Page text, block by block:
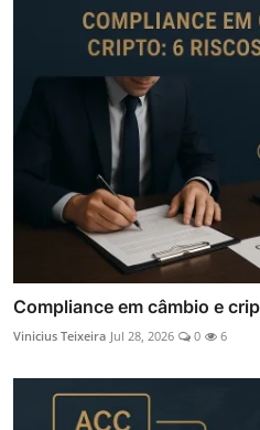
Compliance em câmbio e
Vinicius Teixeira Jul 28, 2026 0 6